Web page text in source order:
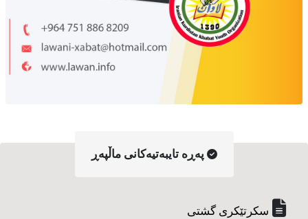
په‌ڕه‌ تایبه‌تیه‌کانی ماڵپه‌ڕ
سکرتێکری گشتی